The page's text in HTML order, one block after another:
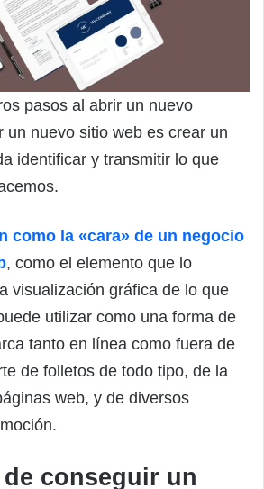
pasos al abrir un nuevo
un nuevo sitio web es crear un
identificar y transmitir lo que
como la «cara» de un negocio
, como el elemento que lo
visualización gráfica de lo que
utilizar como una forma de
tanto en línea como fuera de
de folletos de todo tipo, de la
web, y de diversos
conseguir un